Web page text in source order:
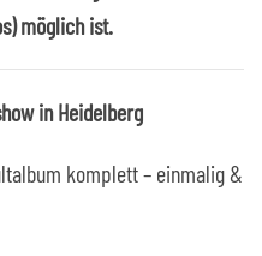
möglich ist.
in Heidelberg
komplett – einmalig &